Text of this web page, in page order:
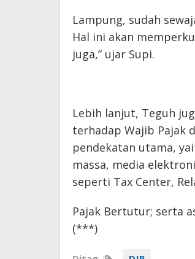
Lampung, sudah
Hal ini akan
juga,” ujar Supi.
Lebih lanjut, Teguh
terhadap Wajib Pajak
pendekatan utama,
massa, media
seperti Tax Center,
Pajak Bertutur; serta
(***)